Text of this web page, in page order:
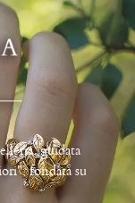
guidata
fondata su